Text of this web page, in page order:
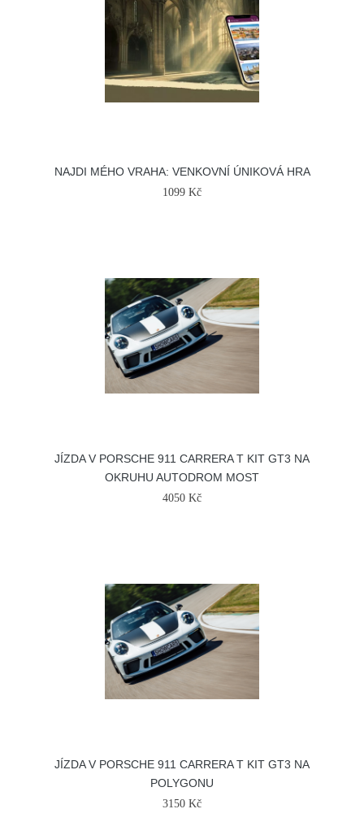
NAJDI MÉHO VRAHA: VENKOVNÍ ÚNIKOVÁ HRA
1099 Kč
JÍZDA V PORSCHE 911 CARRERA T KIT GT3 NA
OKRUHU AUTODROM MOST
4050 Kč
JÍZDA V PORSCHE 911 CARRERA T KIT GT3 NA
POLYGONU
3150 Kč